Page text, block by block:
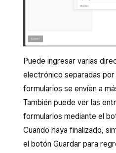
Puede ingresar varias
electrónico separadas
formularios se envíen a
También puede ver las
formularios mediante el
Cuando haya finalizado,
el botón Guardar para